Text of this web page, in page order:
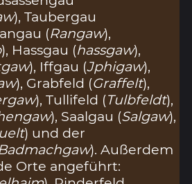
), Taubergau
(Rangaw),
), Hassgau (hassgaw),
), Iffgau (Jphigaw),
), Grabfeld (Graffelt),
), Tullifeld (Tulbfeldt),
), Saalgau (Salgaw),
) und der
). Außerdem
Orte angeführt: